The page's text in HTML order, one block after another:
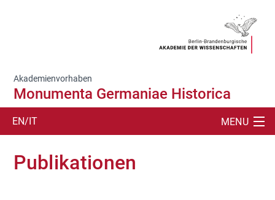
Akademienvorhaben
Monumenta Germaniae Historica
MENU
EN/IT
Publikationen